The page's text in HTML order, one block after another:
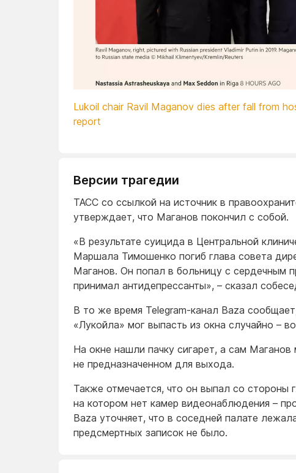
Lukoil chair Ravil Maganov dies after fall from
report
Версии трагедии
ТАСС со ссылкой на источник в
утверждает, что Маганов покончил с собой.
«В результате суицида в Центральной
Маршала Тимошенко погиб глава совета
Маганов. Он попал в больницу с сердечным
принимал антидепрессанты», – сказал
В то же время Telegram-канал Baza
«Лукойла» мог выпасть из окна случайно –
На окне нашли пачку сигарет, а сам Маганов
не предназначенном для выхода.
Также отмечается, что он выпал со стороны
на котором нет камер видеонаблюдения –
Baza уточняет, что в соседней палате
предсмертных записок не было.